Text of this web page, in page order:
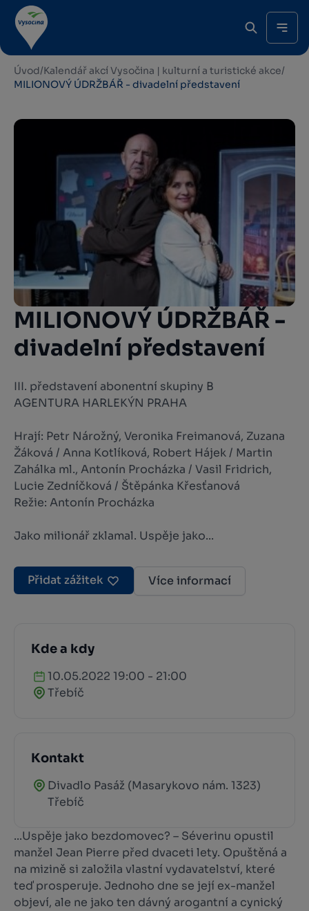
Úvod/Kalendář akcí Vysočina | kulturní a turistické akce/
MILIONOVÝ ÚDRŽBÁŘ - divadelní představení
MILIONOVÝ ÚDRŽBÁŘ -
divadelní představení
III. představení abonentní skupiny B
AGENTURA HARLEKÝN PRAHA
Hrají: Petr Nárožný, Veronika Freimanová, Zuzana
Žáková / Anna Kotlíková, Robert Hájek / Martin
Zahálka ml., Antonín Procházka / Vasil Fridrich,
Lucie Zedníčková / Štěpánka Křesťanová
Režie: Antonín Procházka
Jako milionář zklamal. Uspěje jako...
Přidat zážitek Více informací
Kde a kdy
10.05.2022 19:00 - 21:00
Třebíč
Kontakt
Divadlo Pasáž (Masarykovo nám. 1323)
Třebíč
...Uspěje jako bezdomovec? – Séverinu opustil
manžel Jean Pierre před dvaceti lety. Opuštěná a
na mizině si založila vlastní vydavatelství, které
teď prosperuje. Jednoho dne se její ex-manžel
objeví, ale ne jako ten dávný arogantní a cynický